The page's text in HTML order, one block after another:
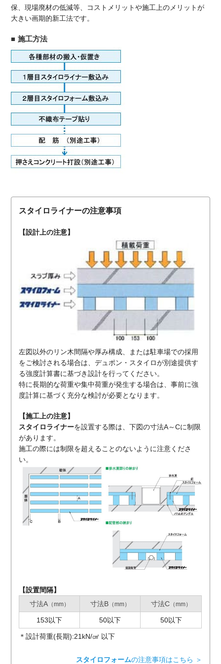
保、現場廃材の低減等、コストメリットや施工上のメリットが
大きい画期的新工法です。
施工方法
スタイロライナーの注意事項
【設計上の注意】
左図以外のリン木間隔や厚み構成、または駐車場での採用
をご検討される場合は、デュポン・スタイロが別途提供す
る強度計算書に基づき設計を行ってください。
特に長期的な荷重や集中荷重が発生する場合は、事前に強
度計算に基づく充分な検討が必要となります。
【施工上の注意】
スタイロライナーを設置する際は、下図の寸法A～Cに制限
があります。
施工の際には制限を超えることのないように注意くださ
い。
【設置間隔】
寸法A（mm） 寸法B（mm） 寸法C（mm）
153以下 50以下 50以下
＊設計荷重(長期):21kN/㎠ 以下
スタイロフォームの注意事項はこちら ＞